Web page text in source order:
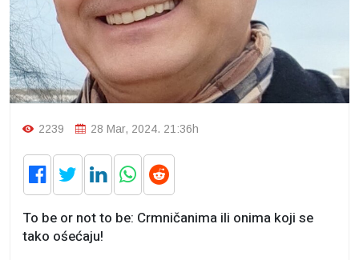
2239 28 Mar, 2024. 21:36h
To be or not to be: Crmničanima ili onima koji se
tako ośećaju!